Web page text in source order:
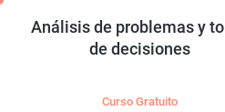
Análisis de problemas y
de decisiones
Curso Gratuito